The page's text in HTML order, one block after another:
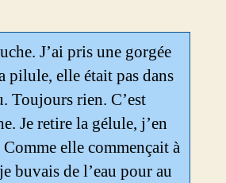
J’ai pris une gorgée
pilule, elle était pas dans
Toujours rien. C’est
Je retire la gélule, j’en
elle commençait à
buvais de l’eau pour au